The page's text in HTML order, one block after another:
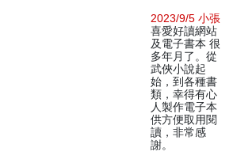
2023/9/5 小張
喜愛好讀網站
及電子書本 很
多年月了。從
武俠小說起
始，到各種書
類，幸得有心
人製作電子本
供方便取用閱
讀，非常感
謝。